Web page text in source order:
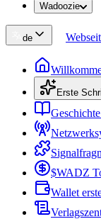
Wadoozie
de
Erste
$WADZ
Wallet